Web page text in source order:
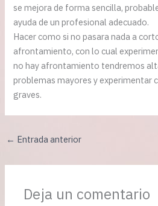
se mejora de forma sencilla,
ayuda de un profesional adecuado.
Hacer como si no pasara nada a
afrontamiento, con lo cual
no hay afrontamiento tendremos
problemas mayores y experimentar
graves.
← Entrada anterior
Deja un comentario